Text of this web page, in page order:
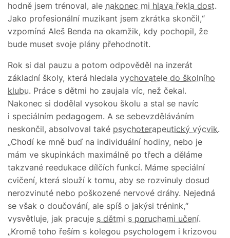
hodně jsem trénoval, ale nakonec mi hlava řekla dost.
Jako profesionální muzikant jsem zkrátka skončil,“
vzpomíná Aleš Benda na okamžik, kdy pochopil, že
bude muset svoje plány přehodnotit.
Rok si dal pauzu a potom odpověděl na inzerát
základní školy, která hledala vychovatele do školního
klubu. Práce s dětmi ho zaujala víc, než čekal.
Nakonec si dodělal vysokou školu a stal se navíc
i speciálním pedagogem. A se sebevzděláváním
neskončil, absolvoval také psychoterapeutický výcvik.
„Chodí ke mně buď na individuální hodiny, nebo je
mám ve skupinkách maximálně po třech a děláme
takzvané reedukace dílčích funkcí. Máme speciální
cvičení, která slouží k tomu, aby se rozvinuly dosud
nerozvinuté nebo poškozené nervové dráhy. Nejedná
se však o doučování, ale spíš o jakýsi trénink,“
vysvětluje, jak pracuje s dětmi s poruchami učení.
„Kromě toho řeším s kolegou psychologem i krizovou